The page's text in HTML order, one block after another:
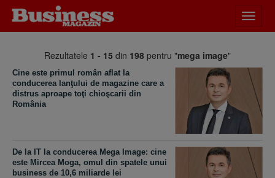
meniu
Rezultatele 1 - 15 din 198 pentru "mega image"
Cine este primul român aflat la
conducerea lanţului de magazine care a
distrus aproape toţi chioşcarii din
România
De la IT la conducerea Mega Image: cine
este Mircea Moga, omul din spatele unui
business de 10,6 miliarde lei